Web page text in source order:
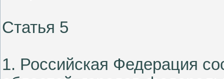
Статья 5
1. Российская Федерация